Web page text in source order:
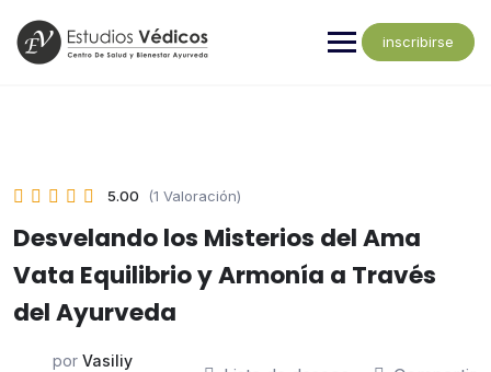
inscribirse
5.00 (1 Valoración)
Desvelando los Misterios del Ama
Vata Equilibrio y Armonía a Través
del Ayurveda
por Vasiliy